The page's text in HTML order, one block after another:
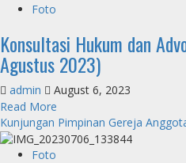
Trainers
Guru
Sekolah
Minggu
Se-
GKPPD
(31
Oktober
Foto
Konsultasi Hukum dan
Agustus 2023)
admin
August 6, 2023
Read More
more
about
Kunjungan Pimpinan Gereja
Foto